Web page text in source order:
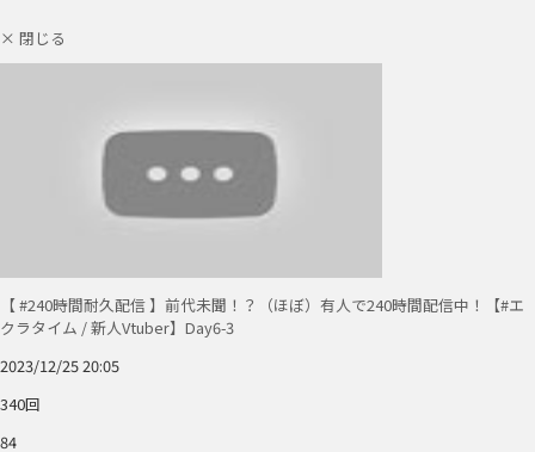
× 閉じる
【 #240時間耐久配信 】前代未聞！？（ほぼ）有人で240時間配信中！【#エ
クラタイム / 新人Vtuber】Day6-3
2023/12/25 20:05
340回
84